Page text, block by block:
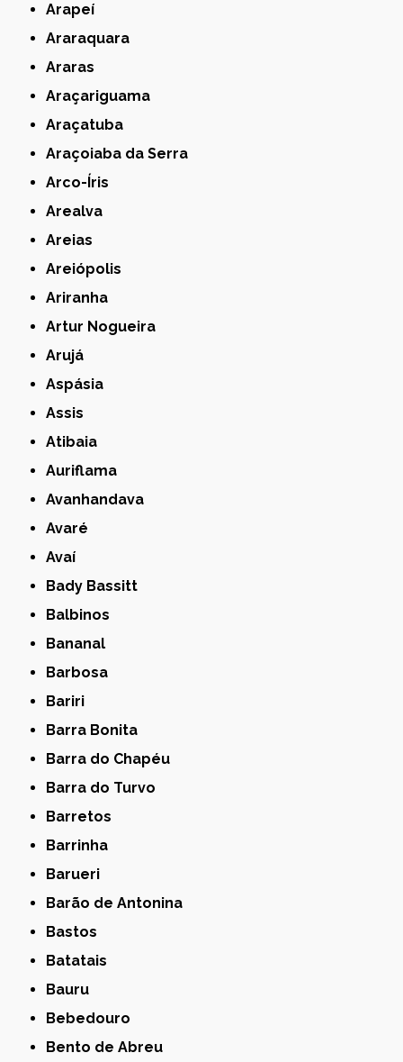
Arapeí
Araraquara
Araras
Araçariguama
Araçatuba
Araçoiaba da Serra
Arco-Íris
Arealva
Areias
Areiópolis
Ariranha
Artur Nogueira
Arujá
Aspásia
Assis
Atibaia
Auriflama
Avanhandava
Avaré
Avaí
Bady Bassitt
Balbinos
Bananal
Barbosa
Bariri
Barra Bonita
Barra do Chapéu
Barra do Turvo
Barretos
Barrinha
Barueri
Barão de Antonina
Bastos
Batatais
Bauru
Bebedouro
Bento de Abreu